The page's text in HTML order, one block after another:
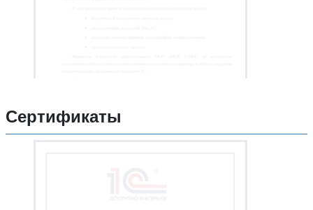
Сертификаты